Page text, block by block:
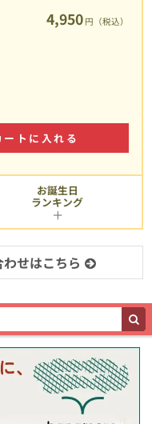
4,950 円（税込）
ートに入れる
お誕生日
ランキング
せはこちら